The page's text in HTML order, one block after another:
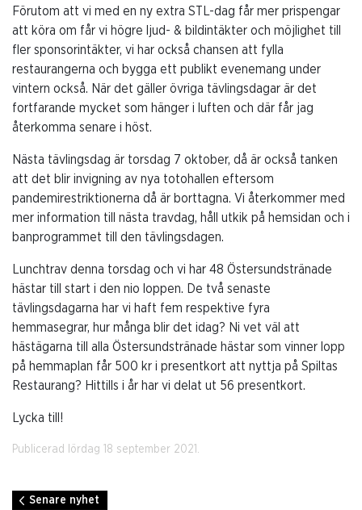
Förutom att vi med en ny extra STL-dag får mer prispengar
att köra om får vi högre ljud- & bildintäkter och möjlighet till
fler sponsorintäkter, vi har också chansen att fylla
restaurangerna och bygga ett publikt evenemang under
vintern också. När det gäller övriga tävlingsdagar är det
fortfarande mycket som hänger i luften och där får jag
återkomma senare i höst.
Nästa tävlingsdag är torsdag 7 oktober, då är också tanken
att det blir invigning av nya totohallen eftersom
pandemirestriktionerna då är borttagna. Vi återkommer med
mer information till nästa travdag, håll utkik på hemsidan och i
banprogrammet till den tävlingsdagen.
Lunchtrav denna torsdag och vi har 48 Östersundstränade
hästar till start i den nio loppen. De två senaste
tävlingsdagarna har vi haft fem respektive fyra
hemmasegrar, hur många blir det idag? Ni vet väl att
hästägarna till alla Östersundstränade hästar som vinner lopp
på hemmaplan får 500 kr i presentkort att nyttja på Spiltas
Restaurang? Hittills i år har vi delat ut 56 presentkort.
Lycka till!
Publicerad lördag 18 september 2021.
Senare nyhet